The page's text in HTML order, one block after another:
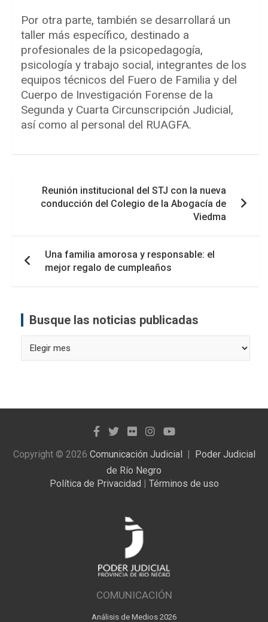
Por otra parte, también se desarrollará un
taller más específico, destinado a
profesionales de la psicopedagogía,
psicología y trabajo social, integrantes de los
equipos técnicos del Fuero de Familia y del
Cuerpo de Investigación Forense de la
Segunda y Cuarta Circunscripción Judicial,
así como al personal del RUAGFA.
entradas
Reunión institucional del STJ con la nueva
conducción del Colegio de la Abogacía de
Viedma
Una familia amorosa y responsable: el
mejor regalo de cumpleaños
Busque las noticias publicadas
las
Copyright © 2026 Comunicación Judicial
Poder Judicial
de Río Negro
Política de Privacidad
Términos de uso
COMUNICACIÓN
Análisis de Medios 2026